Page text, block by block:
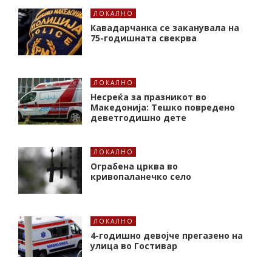
ЛОКАЛНО
Кавадарчанка се заканувала на
75-годишната свекрва
ЛОКАЛНО
Несреќа за празникот во
Македонија: Тешко повредено
деветгодишно дете
ЛОКАЛНО
Ограбена црква во
кривопаланечко село
ЛОКАЛНО
4-годишно девојче прегазено на
улица во Гостивар